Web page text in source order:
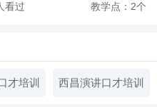
看过 教学点：2个
才培训 西昌演讲口才培训